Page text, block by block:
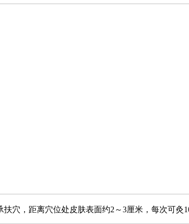
穴，距离穴位处皮肤表面约2～3厘米，每次可灸